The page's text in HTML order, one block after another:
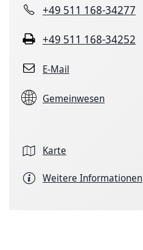
+49 511 168-34277
+49 511 168-34252
E-Mail
Gemeinwesen
Karte
Weitere Informationen